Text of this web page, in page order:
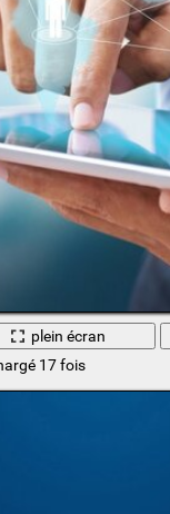
plein écran
17 fois